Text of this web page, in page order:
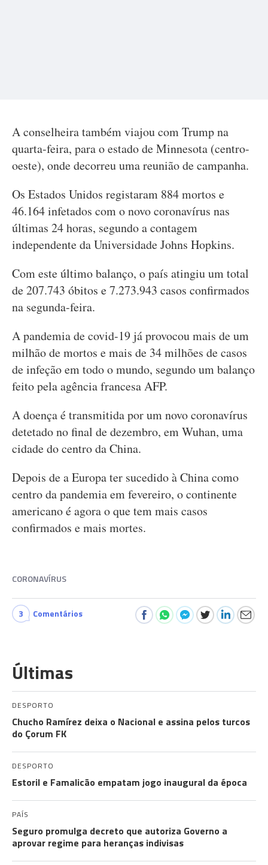
A conselheira também viajou com Trump na
quarta-feira, para o estado de Minnesota (centro-
oeste), onde decorreu uma reunião de campanha.
Os Estados Unidos registaram 884 mortos e
46.164 infetados com o novo coronavírus nas
últimas 24 horas, segundo a contagem
independente da Universidade Johns Hopkins.
Com este último balanço, o país atingiu um total
de 207.743 óbitos e 7.273.943 casos confirmados
na segunda-feira.
A pandemia de covid-19 já provocou mais de um
milhão de mortos e mais de 34 milhões de casos
de infeção em todo o mundo, segundo um balanço
feito pela agência francesa AFP.
A doença é transmitida por um novo coronavírus
detetado no final de dezembro, em Wuhan, uma
cidade do centro da China.
Depois de a Europa ter sucedido à China como
centro da pandemia em fevereiro, o continente
americano é agora o que tem mais casos
confirmados e mais mortes.
CORONAVÍRUS
3 Comentários
Últimas
DESPORTO
Chucho Ramírez deixa o Nacional e assina pelos turcos
do Çorum FK
DESPORTO
Estoril e Famalicão empatam jogo inaugural da época
PAÍS
Seguro promulga decreto que autoriza Governo a
aprovar regime para heranças indivisas